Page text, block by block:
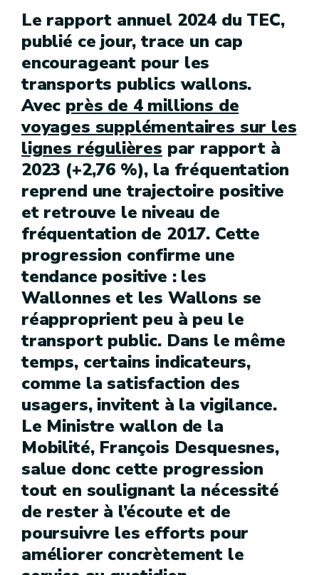
Le rapport annuel 2024 du TEC,
publié ce jour, trace un cap
encourageant pour les
transports publics wallons.
Avec près de 4 millions de
voyages supplémentaires sur les
lignes régulières par rapport à
2023 (+2,76 %), la fréquentation
reprend une trajectoire positive
et retrouve le niveau de
fréquentation de 2017. Cette
progression confirme une
tendance positive : les
Wallonnes et les Wallons se
réapproprient peu à peu le
transport public. Dans le même
temps, certains indicateurs,
comme la satisfaction des
usagers, invitent à la vigilance.
Le Ministre wallon de la
Mobilité, François Desquesnes,
salue donc cette progression
tout en soulignant la nécessité
de rester à l’écoute et de
poursuivre les efforts pour
améliorer concrètement le